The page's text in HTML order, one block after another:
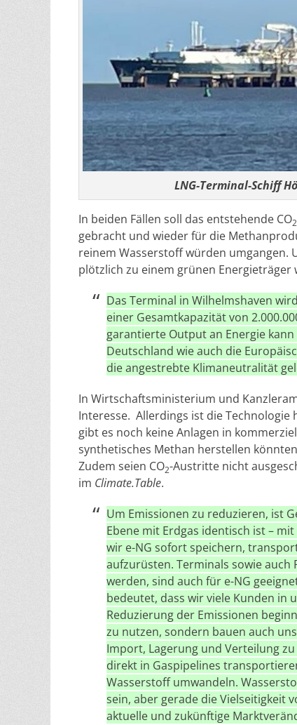
LNG-Terminal-Schiff
In beiden Fällen soll das entstehende CO2
gebracht und wieder für die
reinem Wasserstoff würden umgangen.
plötzlich zu einem grünen Energieträger
Das Terminal in Wilhelmshaven
einer Gesamtkapazität von
garantierte Output an Energie
Deutschland wie auch die
die angestrebte Klimaneutralität
In Wirtschaftsministerium und
Interesse. Allerdings ist die
gibt es noch keine Anlagen in
synthetisches Methan herstellen
Zudem seien CO2-Austritte nicht
im Climate.Table.
Um Emissionen zu reduzieren, ist
Ebene mit Erdgas identisch ist –
wir e-NG sofort speichern,
aufzurüsten. Terminals sowie auch
werden, sind auch für e-NG
bedeutet, dass wir viele Kunden in
Reduzierung der Emissionen
zu nutzen, sondern bauen auch
Import, Lagerung und Verteilung
direkt in Gaspipelines
Wasserstoff umwandeln.
sein, aber gerade die Vielseitigkeit
aktuelle und zukünftige